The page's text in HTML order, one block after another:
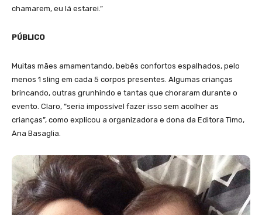
chamarem, eu lá estarei.”
PÚBLICO
Muitas mães amamentando, bebês confortos espalhados, pelo
menos 1 sling em cada 5 corpos presentes. Algumas crianças
brincando, outras grunhindo e tantas que choraram durante o
evento. Claro, “seria impossível fazer isso sem acolher as
crianças”, como explicou a organizadora e dona da Editora Timo,
Ana Basaglia.